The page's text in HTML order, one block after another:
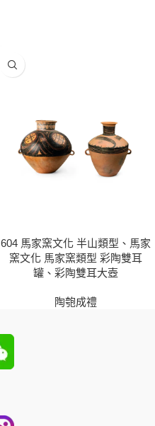
604 馬家窯文化 半山類型、馬家
窯文化 馬家窯類型 彩陶雙耳
罐、彩陶雙耳大壺
陶匏成禮